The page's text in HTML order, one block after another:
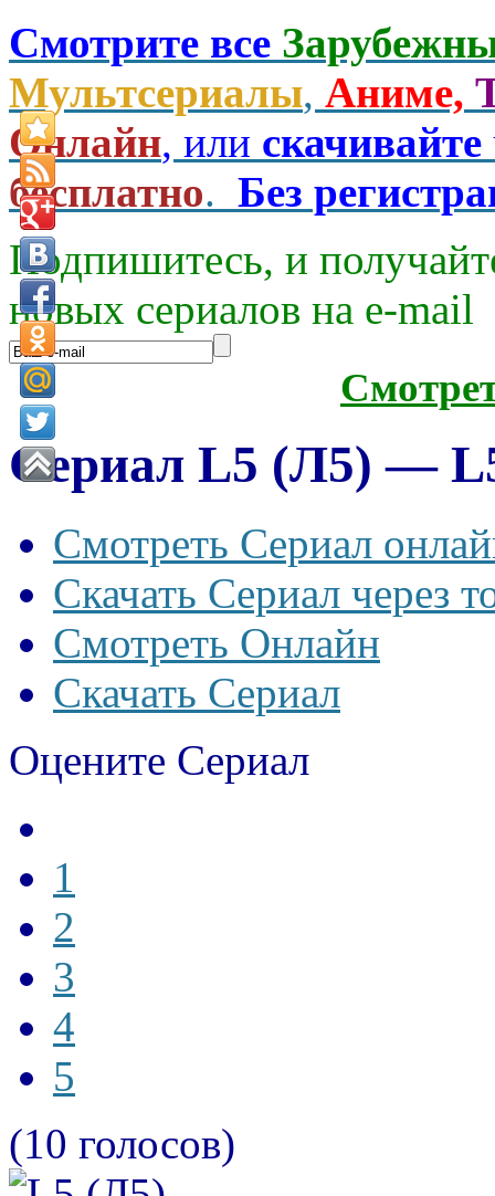
Смотрите все
Мультсериалы, Аниме,
Онлайн, или скачивайте
бесплатно. Без
Подпишитесь, и
новых сериалов на e-mаil
Сериал L5 (Л5) —
Смотреть Сериал
Скачать Сериал через
Смотреть Онлайн
Скачать Сериал
Оцените Сериал
1
2
3
4
5
(10 голосов)